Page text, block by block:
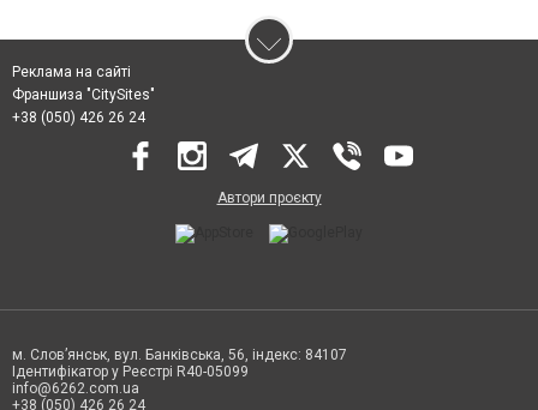
Реклама на сайті
Франшиза "CitySites"
+38 (050) 426 26 24
Автори проєкту
м. Слов’янськ, вул. Банківська, 56, індекс: 84107
Ідентифікатор у Реєстрі R40-05099
info@6262.com.ua
+38 (050) 426 26 24